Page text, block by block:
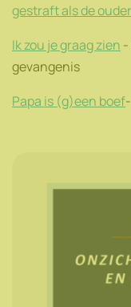
gestraft als de
Ik zou je graag zien -
gevangenis
Papa is (g)een boef